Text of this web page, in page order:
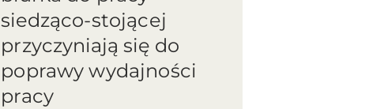
siedząco-stojącej
przyczyniają się do
poprawy wydajności
pracy